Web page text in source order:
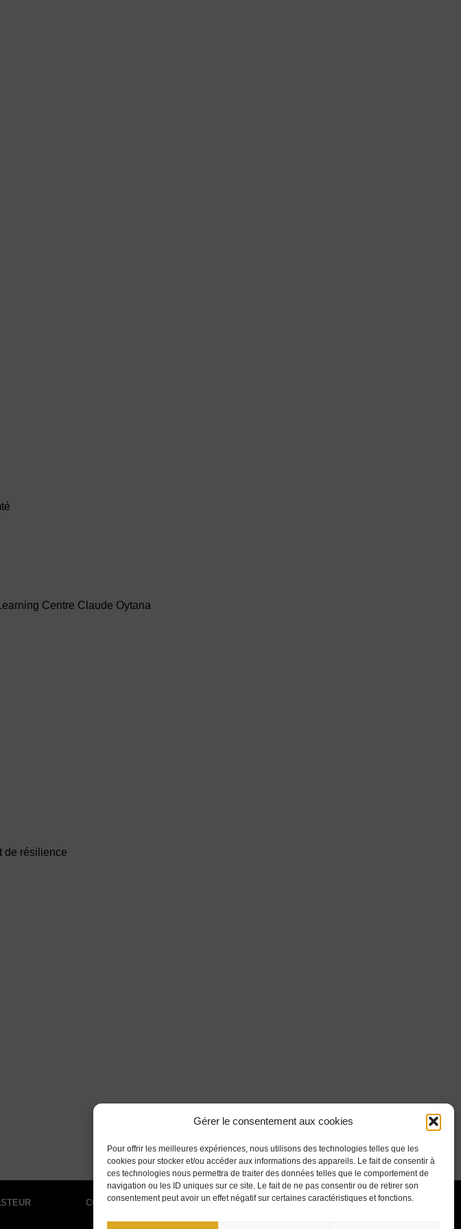
Gérer le consentement aux cookies
Pour offrir les meilleures expériences, nous utilisons des technologies telles que les
cookies pour stocker et/ou accéder aux informations des appareils. Le fait de consentir à
ces technologies nous permettra de traiter des données telles que le comportement de
navigation ou les ID uniques sur ce site. Le fait de ne pas consentir ou de retirer son
consentement peut avoir un effet négatif sur certaines caractéristiques et fonctions.
Centre Claude Oytana
de résilience
CONTACT CENTRE JURIDIQUE